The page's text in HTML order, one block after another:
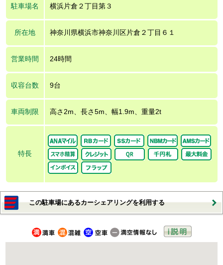
駐車場名 横浜片倉２丁目第３
所在地 神奈川県横浜市神奈川区片倉２丁目６１
営業時間 24時間
収容台数 9台
車両制限 高さ2m、長さ5m、幅1.9m、重量2t
特長
この駐車場にあるカーシェアリングを利用する